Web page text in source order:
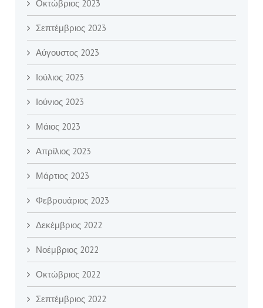
Οκτώβριος 2023
Σεπτέμβριος 2023
Αύγουστος 2023
Ιούλιος 2023
Ιούνιος 2023
Μάιος 2023
Απρίλιος 2023
Μάρτιος 2023
Φεβρουάριος 2023
Δεκέμβριος 2022
Νοέμβριος 2022
Οκτώβριος 2022
Σεπτέμβριος 2022